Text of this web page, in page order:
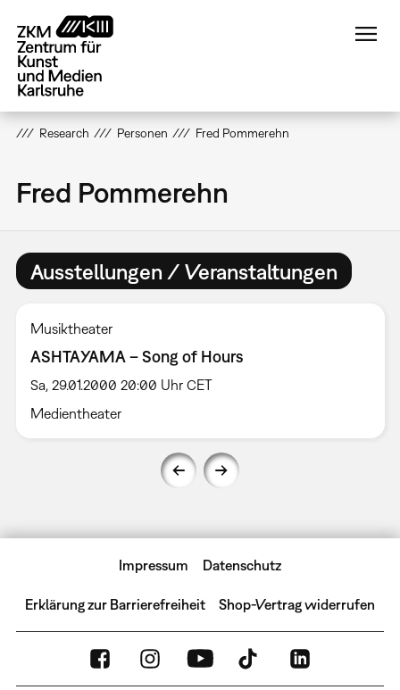
zum
Inhalt
Research Personen Fred Pommerehn
Fred Pommerehn
Ausstellungen / Veranstaltungen
Musiktheater
ASHTAYAMA – Song of Hours
Sa, 29.01.2000 20:00 Uhr CET
Medientheater
Impressum Datenschutz
Erklärung zur Barrierefreiheit Shop-Vertrag widerrufen